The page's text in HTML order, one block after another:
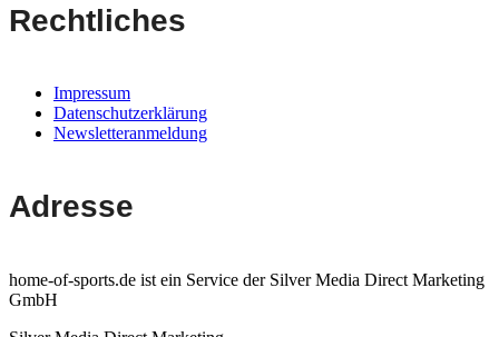
Rechtliches
Impressum
Datenschutzerklärung
Newsletteranmeldung
Adresse
home-of-sports.de ist ein Service der Silver Media Direct Marketing
GmbH